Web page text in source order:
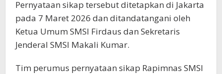
Pernyataan sikap tersebut ditetapkan di Jakarta
pada 7 Maret 2026 dan ditandatangani oleh
Ketua Umum SMSI Firdaus dan Sekretaris
Jenderal SMSI Makali Kumar.
Tim perumus pernyataan sikap Rapimnas SMSI